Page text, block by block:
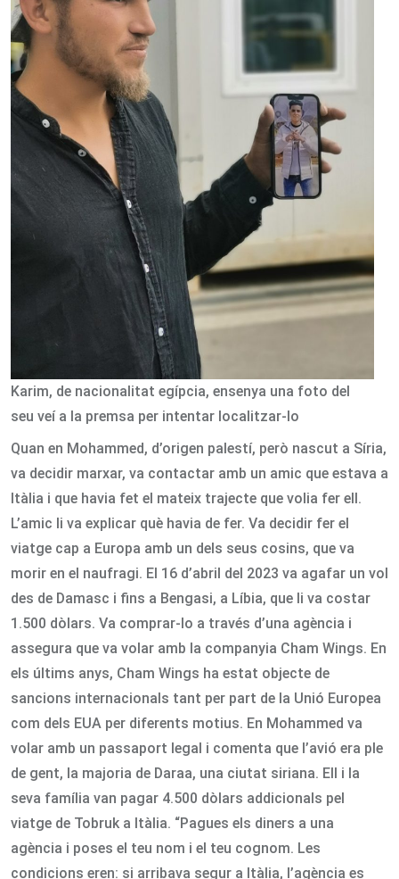
Karim, de nacionalitat egípcia, ensenya una foto del
seu veí a la premsa per intentar localitzar-lo
Quan en Mohammed, d’origen palestí, però nascut a Síria,
va decidir marxar, va contactar amb un amic que estava a
Itàlia i que havia fet el mateix trajecte que volia fer ell.
L’amic li va explicar què havia de fer. Va decidir fer el
viatge cap a Europa amb un dels seus cosins, que va
morir en el naufragi. El 16 d’abril del 2023 va agafar un vol
des de Damasc i fins a Bengasi, a Líbia, que li va costar
1.500 dòlars. Va comprar-lo a través d’una agència i
assegura que va volar amb la companyia Cham Wings. En
els últims anys, Cham Wings ha estat objecte de
sancions internacionals tant per part de la Unió Europea
com dels EUA per diferents motius. En Mohammed va
volar amb un passaport legal i comenta que l’avió era ple
de gent, la majoria de Daraa, una ciutat siriana. Ell i la
seva família van pagar 4.500 dòlars addicionals pel
viatge de Tobruk a Itàlia. “Pagues els diners a una
agència i poses el teu nom i el teu cognom. Les
condicions eren: si arribava segur a Itàlia, l’agència es